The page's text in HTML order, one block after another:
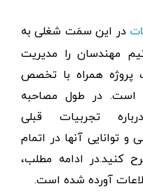
در این سمَت شغلی به
تیم مهندسان را مدیریت
پروژه همراه با تخصص
است. در طول مصاحبه
تجربیات قبلی
توانایی آنها در اتمام
کنید.در ادامه مطلب،
آورده شده است.